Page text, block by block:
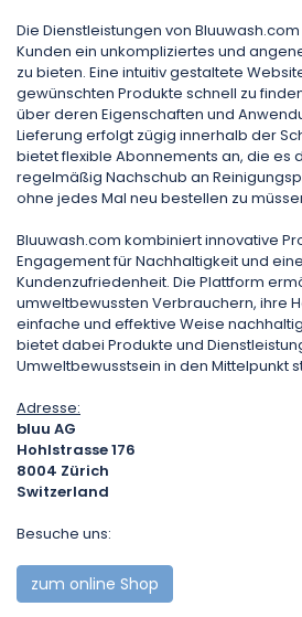
Die Dienstleistungen von
Kunden ein unkompliziertes und
zu bieten. Eine intuitiv gestaltete
gewünschten Produkte schnell zu
über deren Eigenschaften und
Lieferung erfolgt zügig innerhalb der
bietet flexible Abonnements an, die es
regelmäßig Nachschub an
ohne jedes Mal neu bestellen zu
Bluuwash.com kombiniert innovative
Engagement für Nachhaltigkeit und
Kundenzufriedenheit. Die Plattform
umweltbewussten Verbrauchern, ihre
einfache und effektive Weise
bietet dabei Produkte und
Umweltbewusstsein in den Mittelpunkt
Adresse:
bluu AG
Hohlstrasse 176
8004 Zürich
Switzerland
Besuche uns:
zum online Shop